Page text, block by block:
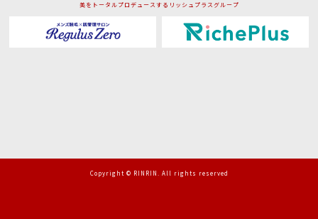
美をトータルプロデュースするリッシュプラスグループ
Copyright © RINRIN. All rights reserved